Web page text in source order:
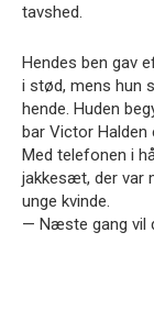
tavshed.
Hendes ben gav
i stød, mens hun
hende. Huden
bar Victor
Med telefonen i
jakkesæt, der var
unge kvinde.
— Næste gang vil